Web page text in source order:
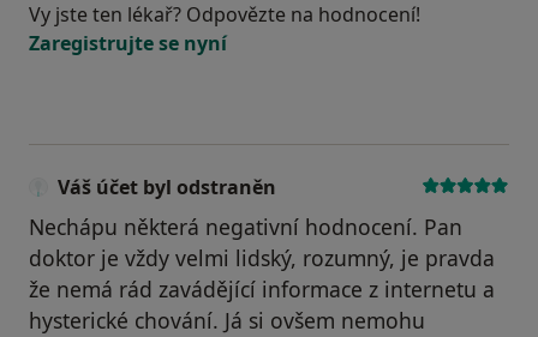
Vy jste ten lékař? Odpovězte na hodnocení!
Zaregistrujte se nyní
Váš účet byl odstraněn
Nechápu některá negativní hodnocení. Pan
doktor je vždy velmi lidský, rozumný, je pravda
že nemá rád zavádějící informace z internetu a
hysterické chování. Já si ovšem nemohu